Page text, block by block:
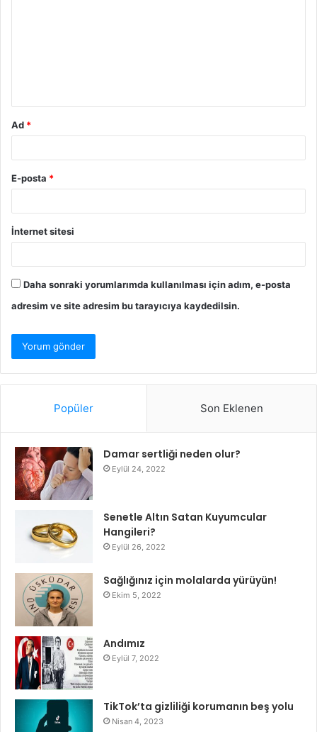
Ad *
E-posta *
İnternet sitesi
Daha sonraki yorumlarımda kullanılması için adım, e-posta
adresim ve site adresim bu tarayıcıya kaydedilsin.
Popüler Son Eklenen
Damar sertliği neden olur?
Eylül 24, 2022
Senetle Altın Satan Kuyumcular
Hangileri?
Eylül 26, 2022
Sağlığınız için molalarda yürüyün!
Ekim 5, 2022
Andımız
Eylül 7, 2022
TikTok’ta gizliliği korumanın beş yolu
Nisan 4, 2023